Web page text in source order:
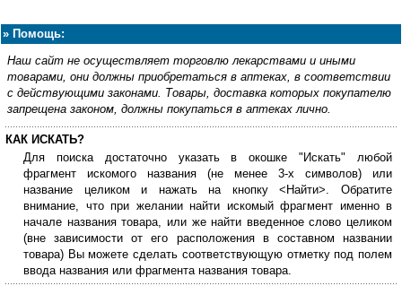
» Помощь:
Наш сайт не осуществляет торговлю лекарствами и иными
товарами, они должны приобретаться в аптеках, в соответствии
с действующими законами. Товары, доставка которых покупателю
запрещена законом, должны покупаться в аптеках лично.
КАК ИСКАТЬ?
Для поиска достаточно указать в окошке "Искать" любой
фрагмент искомого названия (не менее 3-х символов) или
название целиком и нажать на кнопку <Найти>. Обратите
внимание, что при желании найти искомый фрагмент именно в
начале названия товара, или же найти введенное слово целиком
(вне зависимости от его расположения в составном названии
товара) Вы можете сделать соответствующую отметку под полем
ввода названия или фрагмента названия товара.